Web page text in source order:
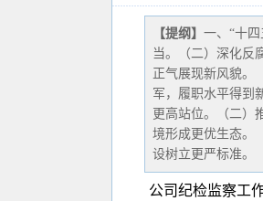
【提纲】 一、“十
当。（二）深化反
正气展现新风貌。
军，履职水平得到
更高站位。（二）
境形成更优生态。
设树立更严标准。
公司纪检监察工